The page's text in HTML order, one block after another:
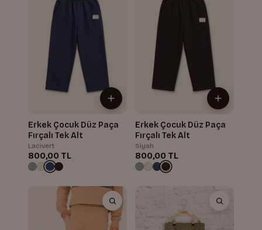
Erkek Çocuk Düz Paça
Fırçalı Tek Alt
Lacivert
800,00 TL
Erkek Çocuk Düz Paça
Fırçalı Tek Alt
Siyah
800,00 TL